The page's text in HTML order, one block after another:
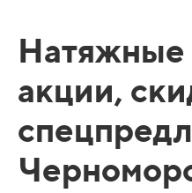
Натяжные
акции,